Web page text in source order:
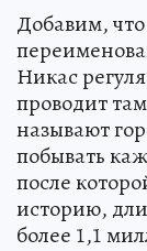
Добавим,
Никас
проводит
называют
побывать
после
историю,
более 1,1